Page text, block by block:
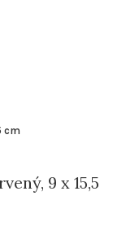
cm
9 x 15,5